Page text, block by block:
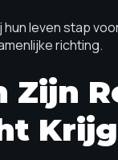
hun leven stap
richting.
Zijn